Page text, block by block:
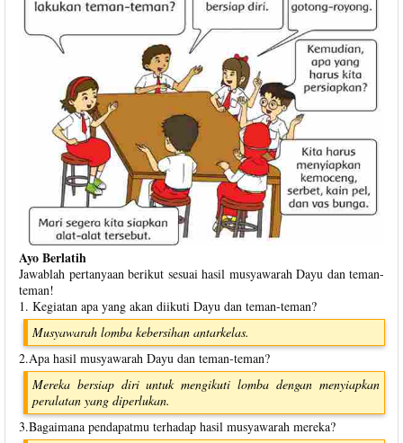
Ayo Berlatih
Jawablah pertanyaan berikut sesuai hasil musyawarah Dayu dan teman-
teman!
1. Kegiatan apa yang akan diikuti Dayu dan teman-teman?
Musyawarah lomba kebersihan antarkelas.
2.Apa hasil musyawarah Dayu dan teman-teman?
Mereka bersiap diri untuk mengikuti lomba dengan menyiapkan
peralatan yang diperlukan.
3.Bagaimana pendapatmu terhadap hasil musyawarah mereka?